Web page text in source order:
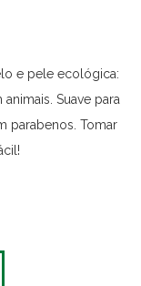
e pele ecológica:
Suave para
parabenos. Tomar